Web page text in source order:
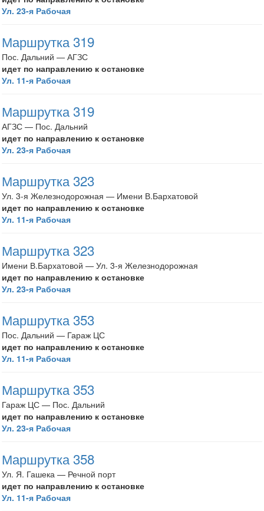
Ул. 23-я Рабочая
Маршрутка 319
Пос. Дальний — АГЗС
идет по направлению к остановке
Ул. 11-я Рабочая
Маршрутка 319
АГЗС — Пос. Дальний
идет по направлению к остановке
Ул. 23-я Рабочая
Маршрутка 323
Ул. 3-я Железнодорожная — Имени В.Бархатовой
идет по направлению к остановке
Ул. 11-я Рабочая
Маршрутка 323
Имени В.Бархатовой — Ул. 3-я Железнодорожная
идет по направлению к остановке
Ул. 23-я Рабочая
Маршрутка 353
Пос. Дальний — Гараж ЦС
идет по направлению к остановке
Ул. 11-я Рабочая
Маршрутка 353
Гараж ЦС — Пос. Дальний
идет по направлению к остановке
Ул. 23-я Рабочая
Маршрутка 358
Ул. Я. Гашека — Речной порт
идет по направлению к остановке
Ул. 11-я Рабочая